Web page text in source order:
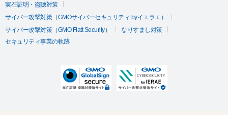
実在証明・盗聴対策
サイバー攻撃対策（GMOサイバーセキュリティ byイエラエ）
サイバー攻撃対策（GMO Flatt Security）
なりすまし対策
セキュリティ事業の軌跡